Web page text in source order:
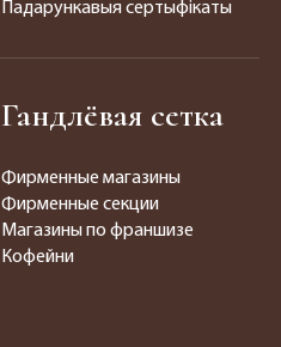
Падарункавыя сертыфікаты
Гандлёвая сетка
Фирменные магазины
Фирменные секции
Магазины по франшизе
Кофейни